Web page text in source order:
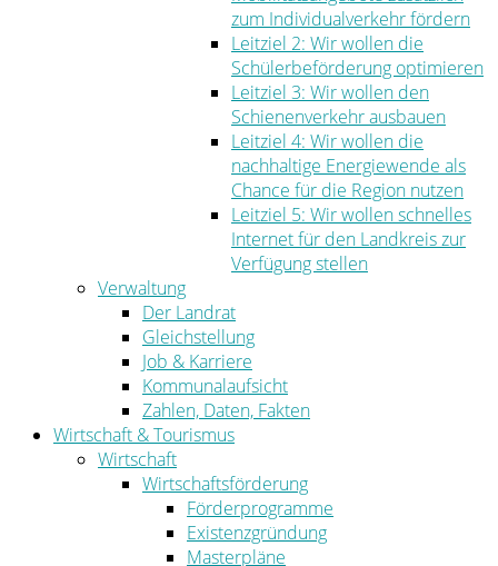
zum Individualverkehr fördern
Leitziel 2: Wir wollen die
Schülerbeförderung optimieren
Leitziel 3: Wir wollen den
Schienenverkehr ausbauen
Leitziel 4: Wir wollen die
nachhaltige Energiewende als
Chance für die Region nutzen
Leitziel 5: Wir wollen schnelles
Internet für den Landkreis zur
Verfügung stellen
Verwaltung
Der Landrat
Gleichstellung
Job & Karriere
Kommunalaufsicht
Zahlen, Daten, Fakten
Wirtschaft & Tourismus
Wirtschaft
Wirtschaftsförderung
Förderprogramme
Existenzgründung
Masterpläne